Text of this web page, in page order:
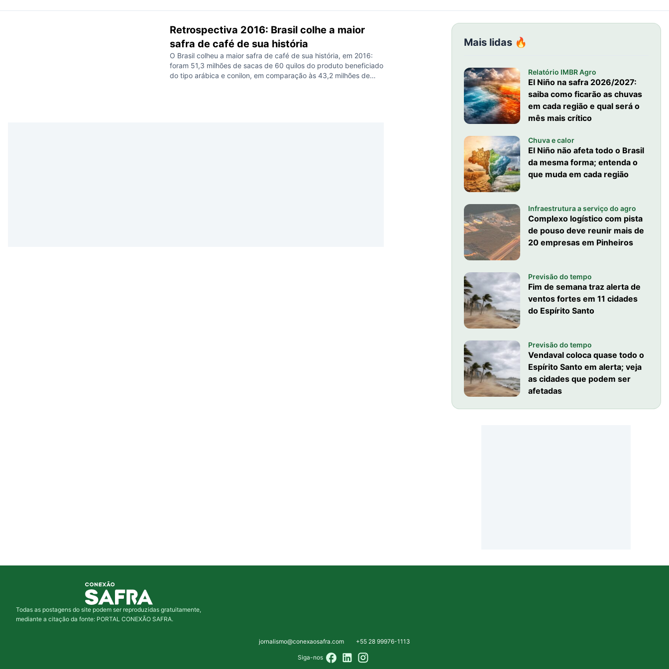
Retrospectiva 2016: Brasil colhe a maior
safra de café de sua história
O Brasil colheu a maior safra de café de sua história, em 2016:
foram 51,3 milhões de sacas de 60 quilos do produto beneficiado
do tipo arábica e conilon, em comparação às 43,2 milhões de
Mais lidas 🔥
Relatório IMBR Agro
El Niño na safra 2026/2027:
saiba como ficarão as chuvas
em cada região e qual será o
mês mais crítico
Chuva e calor
El Niño não afeta todo o Brasil
da mesma forma; entenda o
que muda em cada região
Infraestrutura a serviço do agro
Complexo logístico com pista
de pouso deve reunir mais de
20 empresas em Pinheiros
Previsão do tempo
Fim de semana traz alerta de
ventos fortes em 11 cidades
do Espírito Santo
Previsão do tempo
Vendaval coloca quase todo o
Espírito Santo em alerta; veja
as cidades que podem ser
afetadas
Todas as postagens do site podem ser reproduzidas gratuitamente,
mediante a citação da fonte: PORTAL CONEXÃO SAFRA.
jornalismo@conexaosafra.com +55 28 99976-1113
Siga-nos